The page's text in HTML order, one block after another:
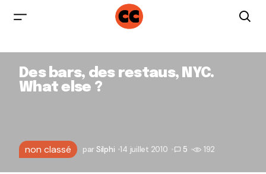
Des bars, des restaus, NYC.
What else ?
non classé parSilphi 14 juillet 2010 5 192